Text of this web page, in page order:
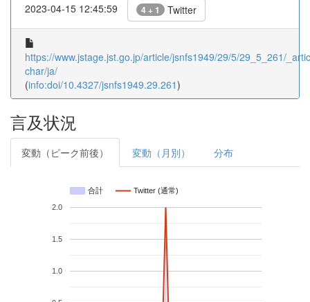
2023-04-15 12:45:59 4 + 1 Twitter
https://www.jstage.jst.go.jp/article/jsnfs1949/29/5/29_5_261/
char/ja/
(info:doi/10.4327/jsnfs1949.29.261)
言及状況
変動（ピーク前後） 変動（月別） 分布
合計 Twitter (通常)
1.0
1.5
2.0